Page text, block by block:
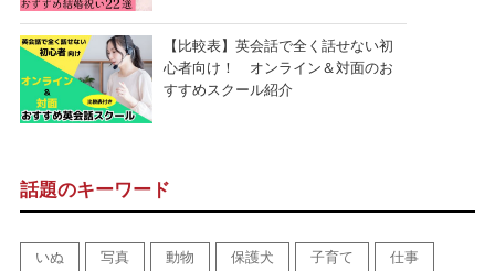
【比較表】英会話で全く話せない初
心者向け！ オンライン＆対面のお
すすめスクール紹介
話題のキーワード
いぬ 写真 動物 保護犬 子育て 仕事